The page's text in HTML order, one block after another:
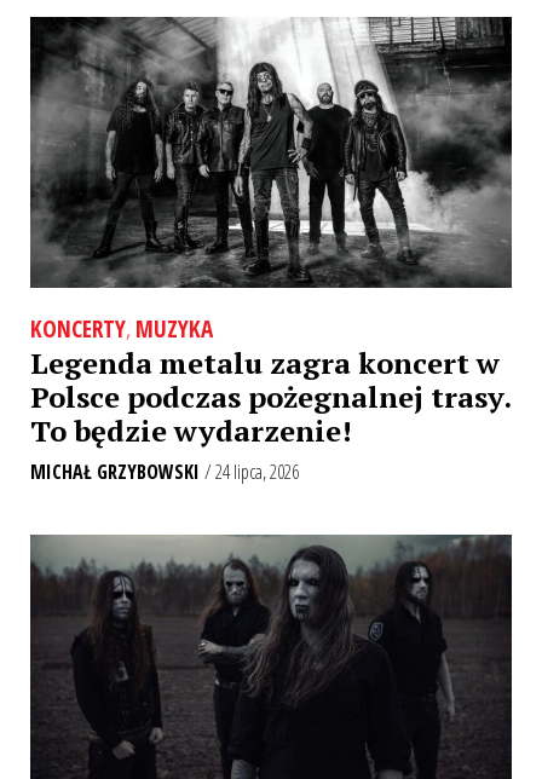
KONCERTY, MUZYKA
Legenda metalu zagra koncert w
Polsce podczas pożegnalnej trasy.
To będzie wydarzenie!
MICHAŁ GRZYBOWSKI / 24 lipca, 2026